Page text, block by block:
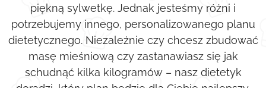
piękną sylwetkę. Jednak jesteśmy różni i
potrzebujemy innego, personalizowanego planu
dietetycznego. Niezależnie czy chcesz zbudować
masę mieśniową czy zastanawiasz się jak
schudnąć kilka kilogramów – nasz dietetyk